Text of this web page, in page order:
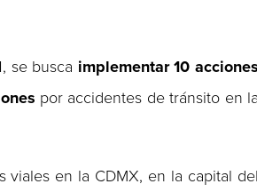
se busca implementar 10
por accidentes de tránsito en
viales en la CDMX, en la capital